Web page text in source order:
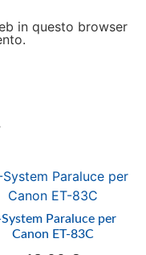
in questo browser
System Paraluce per
Canon ET-83C